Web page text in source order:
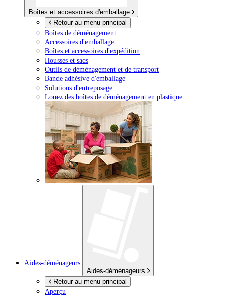
Boîtes et accessoires d'emballage
Retour au menu principal
Boîtes de déménagement
Accessoires d'emballage
Boîtes et accessoires d'expédition
Housses et sacs
Outils de déménagement et de transport
Bande adhésive d'emballage
Solutions d'entreposage
Louez des boîtes de déménagement en plastique
Aides-déménageurs
Aides-déménageurs
Retour au menu principal
Aperçu